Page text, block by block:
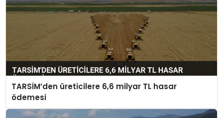
TARSİM’den üreticilere 6,6 milyar TL hasar
ödemesi